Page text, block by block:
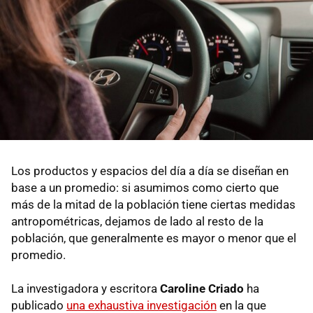
Los productos y espacios del día a día se diseñan en
base a un promedio: si asumimos como cierto que
más de la mitad de la población tiene ciertas medidas
antropométricas, dejamos de lado al resto de la
población, que generalmente es mayor o menor que el
promedio.
La investigadora y escritora Caroline Criado ha
publicado una exhaustiva investigación en la que